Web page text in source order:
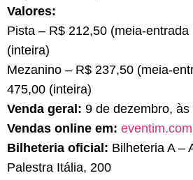
Valores:
Pista – R$ 212,50 (meia-
(inteira)
Mezanino – R$ 237,50 (meia-
475,00 (inteira)
Venda geral: 9 de dezembro, às
Vendas online em:
Bilheteria oficial: Bilheteria A –
Palestra Itália, 200